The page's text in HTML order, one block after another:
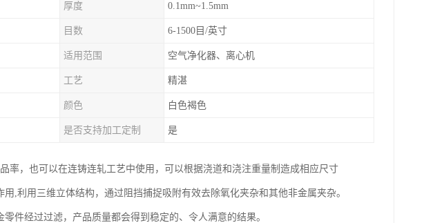
厚度 0.1mm~1.5mm
目数 6-1500目/英寸
适用范围 空气净化器、离心机
工艺 精湛
颜色 白色褐色
是否支持加工定制 是
率，也可以在连铸连轧工艺中使用，可以根据浇道和浇注重量制造成相应尺寸
,利用三维立体结构，通过阻挡捕捉吸附有效去除氧化夹杂和其他非金属夹杂。
件经过过滤，产品质量都会得到稳定的、令人满意的结果。